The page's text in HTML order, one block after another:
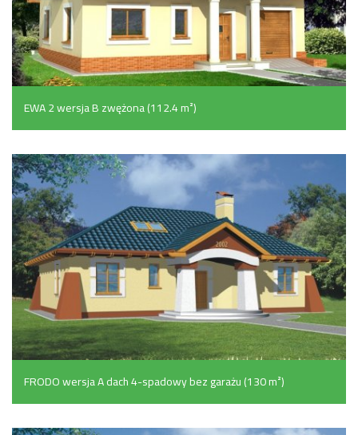
EWA 2 wersja B zwężona (112.4 m²)
FRODO wersja A dach 4-spadowy bez garażu (130 m²)